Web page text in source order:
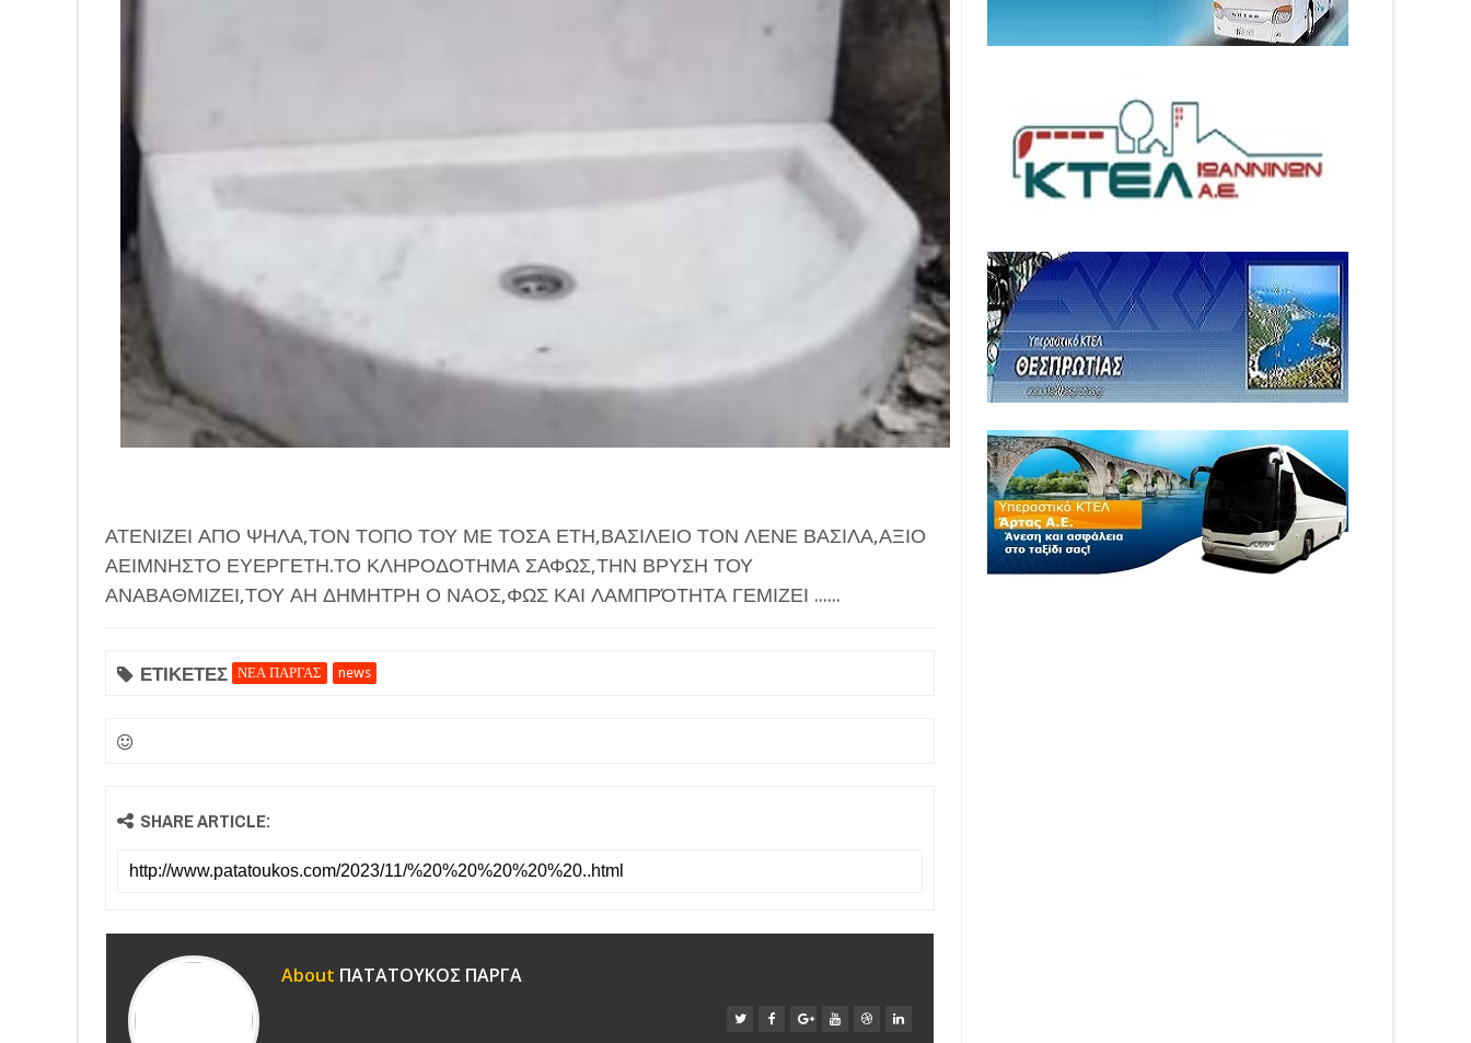
ΑΤΕΝΙΖΕΙ ΑΠΟ ΨΗΛΑ,ΤΟΝ ΤΟΠΟ ΤΟΥ ΜΕ ΤΟΣΑ ΕΤΗ,ΒΑΣΙΛΕΙΟ ΤΟΝ ΛΕΝΕ ΒΑΣΙΛΑ,ΑΞΙΟ
ΑΕΙΜΝΗΣΤΟ ΕΥΕΡΓΕΤΗ.ΤΟ ΚΛΗΡΟΔΟΤΗΜΑ ΣΑΦΩΣ,ΤΗΝ ΒΡΥΣΗ ΤΟΥ
ΑΝΑΒΑΘΜΙΖΕΙ,ΤΟΥ ΑΗ ΔΗΜΗΤΡΗ Ο ΝΑΟΣ,ΦΩΣ ΚΑΙ ΛΑΜΠΡΌΤΗΤΑ ΓΕΜΙΖΕΙ ......
ΕΤΙΚΕΤΕΣ ΝΕΑ ΠΑΡΓΑΣ news
SHARE ARTICLE:
About ΠΑΤΑΤΟΥΚΟΣ ΠΑΡΓΑ